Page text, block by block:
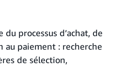
du processus d’achat, de
au paiement : recherche
de sélection,